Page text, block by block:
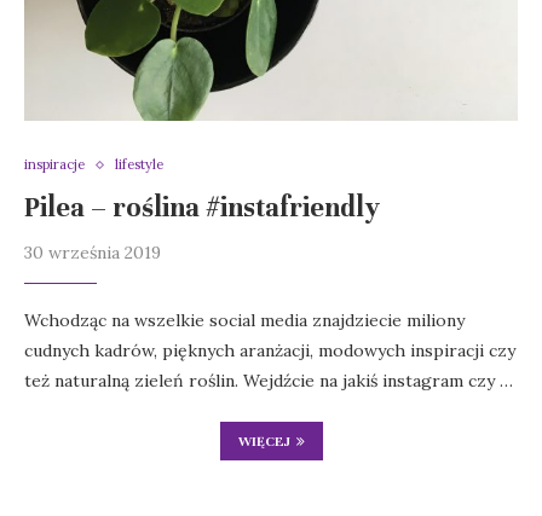
inspiracje lifestyle
Pilea – roślina #instafriendly
30 września 2019
Wchodząc na wszelkie social media znajdziecie miliony
cudnych kadrów, pięknych aranżacji, modowych inspiracji czy
też naturalną zieleń roślin. Wejdźcie na jakiś instagram czy …
WIĘCEJ